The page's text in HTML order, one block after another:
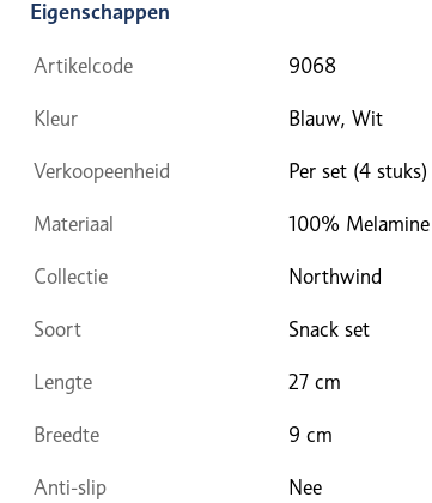
Eigenschappen
Artikelcode 9068
Kleur Blauw, Wit
Verkoopeenheid Per set (4 stuks)
Materiaal 100% Melamine
Collectie Northwind
Soort Snack set
Lengte 27 cm
Breedte 9 cm
Anti-slip Nee